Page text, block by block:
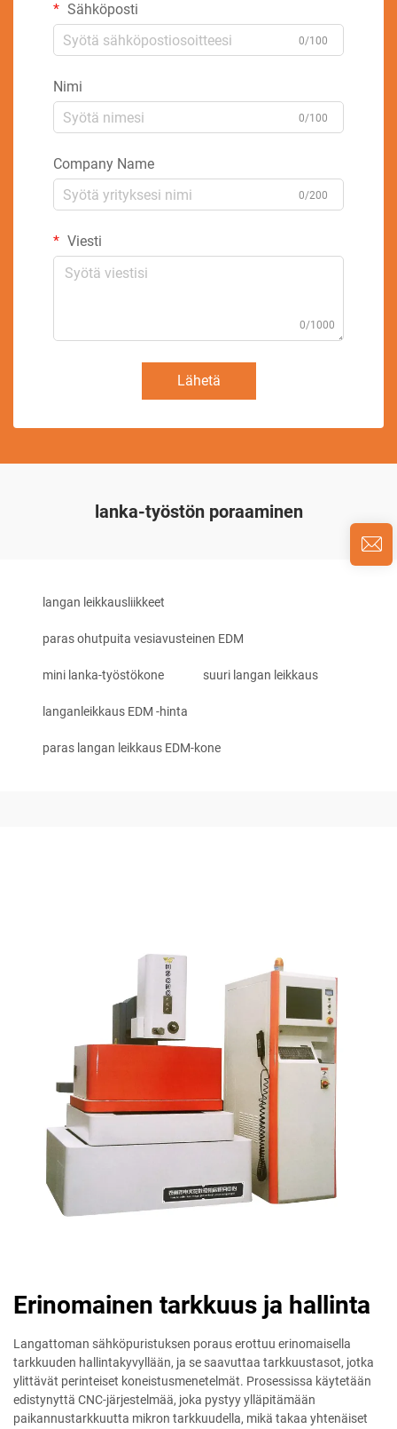
Sähköposti
0/100
Nimi
0/100
Company Name
0/200
Viesti
0/1000
Lähetä
lanka-työstön poraaminen
langan leikkausliikkeet
paras ohutpuita vesiavusteinen EDM
mini lanka-työstökone suuri langan leikkaus
langanleikkaus EDM -hinta
paras langan leikkaus EDM-kone
Erinomainen tarkkuus ja hallinta
Langattoman sähköpuristuksen poraus erottuu erinomaisella
tarkkuuden hallintakyvyllään, ja se saavuttaa tarkkuustasot, jotka
ylittävät perinteiset koneistusmenetelmät. Prosessissa käytetään
edistynyttä CNC-järjestelmää, joka pystyy ylläpitämään
paikannustarkkuutta mikron tarkkuudella, mikä takaa yhtenäiset